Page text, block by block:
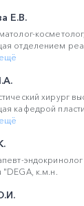
Е.В.
отделением
хирург
кафедрой
эндокринолог
к.м.н.